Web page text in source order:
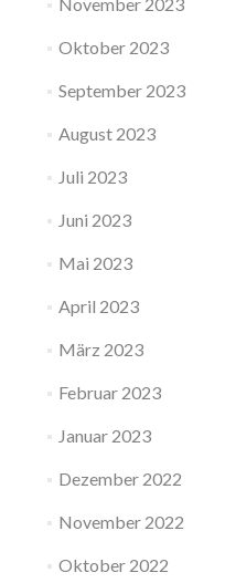
Oktober 2023
September 2023
August 2023
Juli 2023
Juni 2023
Mai 2023
April 2023
März 2023
Februar 2023
Januar 2023
Dezember 2022
November 2022
Oktober 2022